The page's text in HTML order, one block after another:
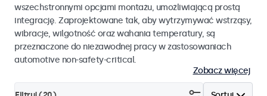
wszechstronnymi opcjami montażu, umożliwiającą prostą
integrację. Zaprojektowane tak, aby wytrzymywać wstrząsy,
wibracje, wilgotność oraz wahania temperatury, są
przeznaczone do niezawodnej pracy w zastosowaniach
automotive non-safety-critical.
Zobacz więcej